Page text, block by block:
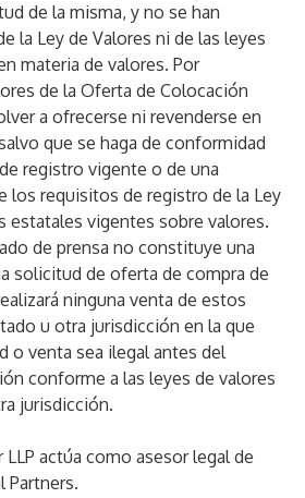
de la misma, y no se han
la Ley de Valores ni de las leyes
materia de valores. Por
de la Oferta de Colocación
a ofrecerse ni revenderse en
que se haga de conformidad
registro vigente o de una
los requisitos de registro de la Ley
estatales vigentes sobre valores.
de prensa no constituye una
solicitud de oferta de compra de
ninguna venta de estos
u otra jurisdicción en la que
o venta sea ilegal antes del
conforme a las leyes de valores
jurisdicción.
actúa como asesor legal de
Partners.